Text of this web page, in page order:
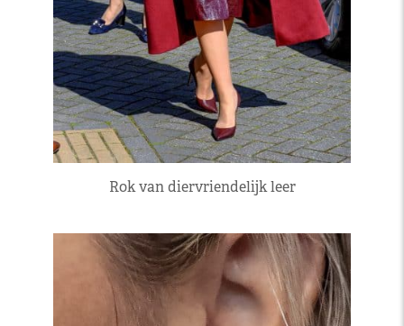
Rok van diervriendelijk leer